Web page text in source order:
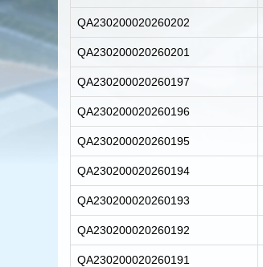
QA230200020260202
QA230200020260201
QA230200020260197
QA230200020260196
QA230200020260195
QA230200020260194
QA230200020260193
QA230200020260192
QA230200020260191